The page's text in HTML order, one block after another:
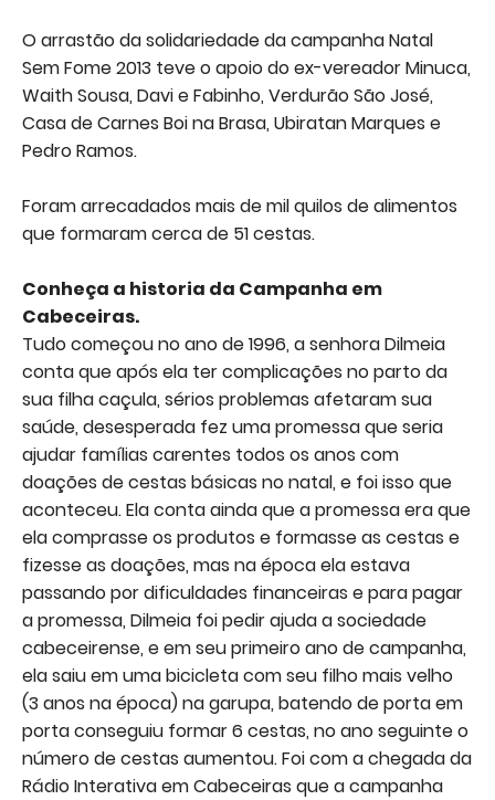
O arrastão da solidariedade da campanha Natal
Sem Fome 2013 teve o apoio do ex-vereador Minuca,
Waith Sousa, Davi e Fabinho, Verdurão São José,
Casa de Carnes Boi na Brasa, Ubiratan Marques e
Pedro Ramos.
Foram arrecadados mais de mil quilos de alimentos
que formaram cerca de 51 cestas.
Conheça a historia da Campanha em
Cabeceiras.
Tudo começou no ano de 1996, a senhora Dilmeia
conta que após ela ter complicações no parto da
sua filha caçula, sérios problemas afetaram sua
saúde, desesperada fez uma promessa que seria
ajudar famílias carentes todos os anos com
doações de cestas básicas no natal, e foi isso que
aconteceu. Ela conta ainda que a promessa era que
ela comprasse os produtos e formasse as cestas e
fizesse as doações, mas na época ela estava
passando por dificuldades financeiras e para pagar
a promessa, Dilmeia foi pedir ajuda a sociedade
cabeceirense, e em seu primeiro ano de campanha,
ela saiu em uma bicicleta com seu filho mais velho
(3 anos na época) na garupa, batendo de porta em
porta conseguiu formar 6 cestas, no ano seguinte o
número de cestas aumentou. Foi com a chegada da
Rádio Interativa em Cabeceiras que a campanha